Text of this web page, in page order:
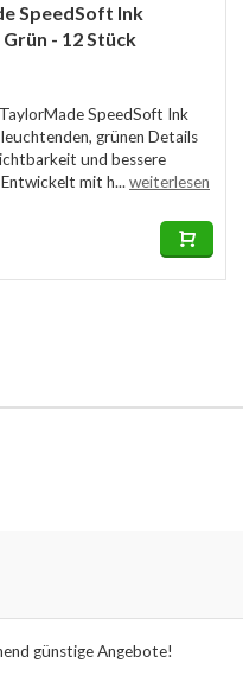
SpeedSoft Ink
- 12 Stück
SpeedSoft Ink
grünen Details
und bessere
mit h... weiterlesen
günstige Angebote!